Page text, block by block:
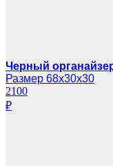
Черный
Размер 68х30х30
2100
₽